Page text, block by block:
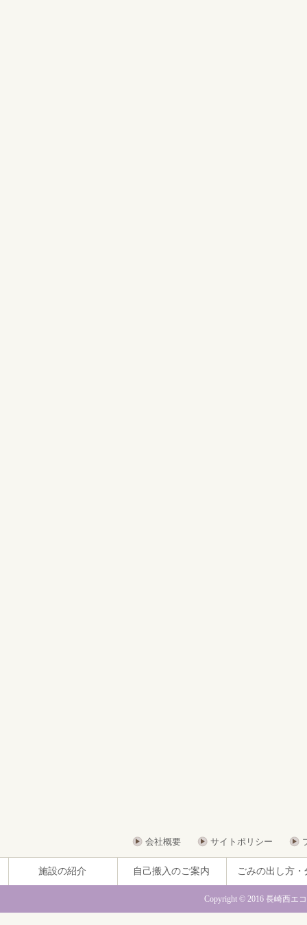
会社概要 サイトポリシー
施設の紹介 自己搬入のご案内 ごみの出し方・
Copyright © 2016 長崎西エ